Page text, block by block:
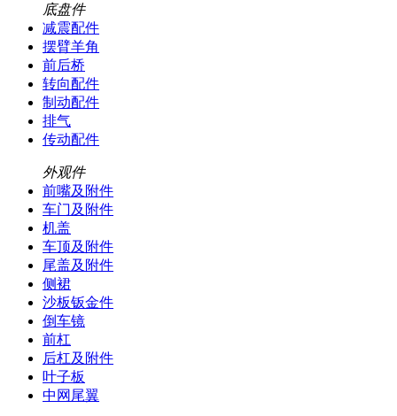
底盘件
减震配件
摆臂羊角
前后桥
转向配件
制动配件
排气
传动配件
外观件
前嘴及附件
车门及附件
机盖
车顶及附件
尾盖及附件
侧裙
沙板钣金件
倒车镜
前杠
后杠及附件
叶子板
中网尾翼